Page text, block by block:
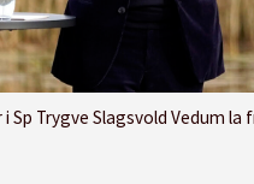
i Sp Trygve Slagsvold Vedum